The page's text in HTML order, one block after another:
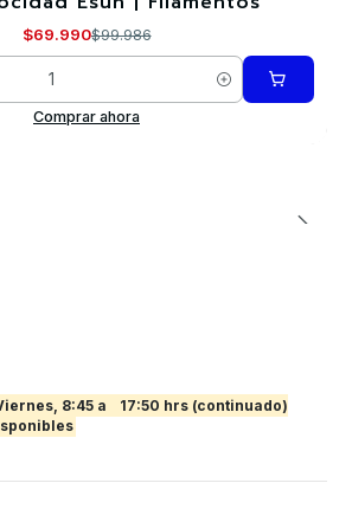
$69.990$99.986
Comprar ahora
8:45 a
17:50 hrs (continuado)